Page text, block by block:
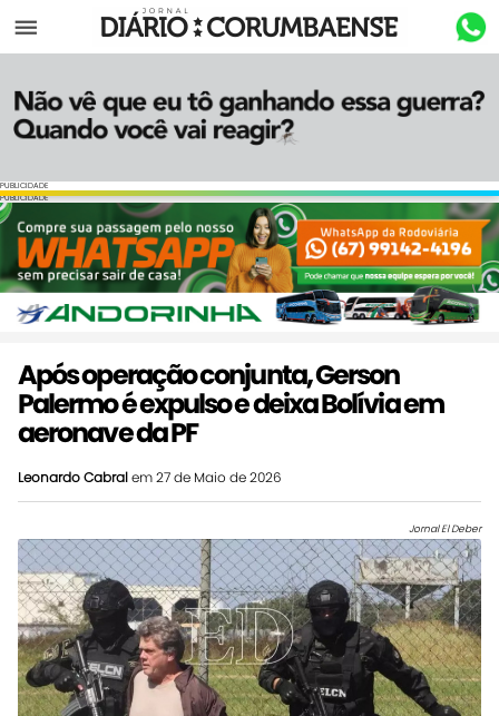
Menu
PUBLICIDADE
PUBLICIDADE
Após operação conjunta, Gerson
Palermo é expulso e deixa Bolívia em
aeronave da PF
Leonardo Cabralem 27 de Maio de 2026
Jornal El Deber